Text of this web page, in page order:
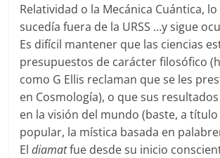
Relatividad o la Mecánica Cuántica,
sucedía fuera de la URSS …y sigue
Es difícil mantener que las ciencias
presupuestos de carácter filosófico
como G Ellis reclaman que se les
en Cosmología), o que sus
en la visión del mundo (baste, a
popular, la mística basada en
Eldiamatfue desde su inicio